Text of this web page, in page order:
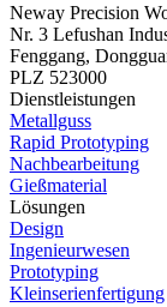
Neway Precision
Nr. 3 Lefushan
Fenggang,
PLZ 523000
Dienstleistungen
Metallguss
Rapid Prototyping
Nachbearbeitung
Gießmaterial
Lösungen
Design
Ingenieurwesen
Prototyping
Kleinserienfertigung